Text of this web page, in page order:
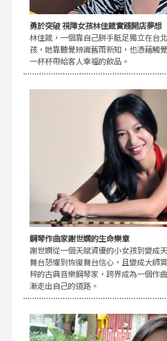
勇於突破 視障女孩林佳箴實踐開店夢想
林佳箴，一個靠自己胼手胝足獨立在台
孩，她靠聽覺辨識舊雨新知，也憑藉觸
一杯杯帶給客人幸福的飲品。
鋼琴作曲家謝世嫻的生命樂章
謝世嫻從一個天賦資優的小女孩到變成
舞台恐懼到恢復舞台信心，且變成大師
粹的古典音樂鋼琴家，跨界成為一個作
漸走出自己的道路。